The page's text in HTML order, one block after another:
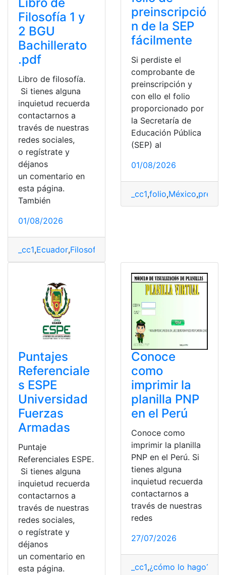
Filosofía 1 y
2 BGU
Bachillerato
.pdf
Libro de filosofía.
Si tienes alguna
inquietud recuerda
contactarnos a
través de nuestras
redes sociales,
o regístrate y
déjanos
un comentario en
esta página.
También
01/08/2026
_cc1,Ecuador,Filosofía
preinscripció
n de la SEP
fácilmente
Si perdiste el
comprobante de
preinscripción y
con ello el folio
proporcionado por
la Secretaría de
Educación Pública
(SEP) al
01/08/2026
_cc1,folio,México,
Puntajes
Referenciale
s ESPE
Universidad
Fuerzas
Armadas
Puntaje
Referenciales ESPE.
Si tienes alguna
inquietud recuerda
contactarnos a
través de nuestras
redes sociales,
o regístrate y
déjanos
un comentario en
esta página.
Conoce
como
imprimir la
planilla PNP
en el Perú
Conoce como
imprimir la planilla
PNP en el Perú. Si
tienes alguna
inquietud recuerda
contactarnos a
través de nuestras
redes
27/07/2026
_cc1,¿cómo lo hago?